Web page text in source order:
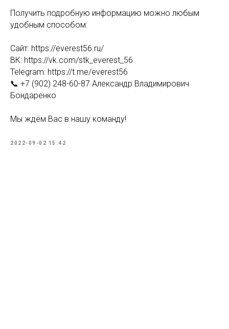
Получить подробную информацию можно любым
удобным способом:
Сайт: https://everest56.ru/
ВК: https://vk.com/stk_everest_56
Telegram: https://t.me/everest56
📞 +7 (902) 248-60-87 Александр Владимирович
Бондаренко
Мы ждём Вас в нашу команду!
2022-09-02 15:42